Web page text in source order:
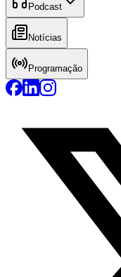
Podcast
Notícias
Programação